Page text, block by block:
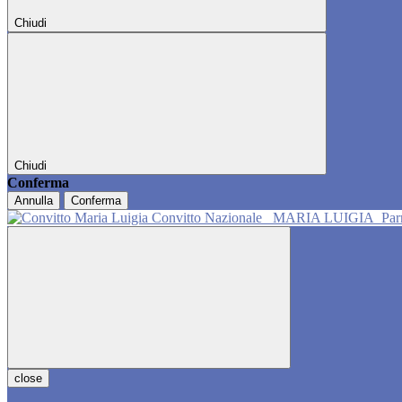
Chiudi
Chiudi
Conferma
Annulla Conferma
Convitto Nazionale MARIA LUIGIA
close